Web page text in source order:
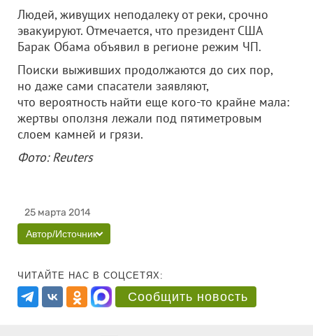
Людей, живущих неподалеку от реки, срочно
эвакуируют. Отмечается, что президент США
Барак Обама объявил в регионе режим ЧП.
Поиски выживших продолжаются до сих пор,
но даже сами спасатели заявляют,
что вероятность найти еще кого-то крайне мала:
жертвы оползня лежали под пятиметровым
слоем камней и грязи.
Фото: Reuters
25 марта 2014
Автор/Источник
ЧИТАЙТЕ НАС В СОЦСЕТЯХ:
Сообщить новость